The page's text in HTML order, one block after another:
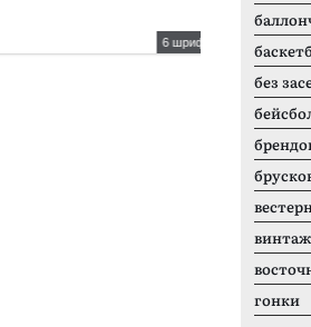
6 шрифтов
без
гонки